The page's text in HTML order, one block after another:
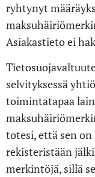
ryhtynyt
Asiakastieto ei
selvityksessä
toimintatapaa
totesi, että sen
rekisteristään
merkintöjä, sillä